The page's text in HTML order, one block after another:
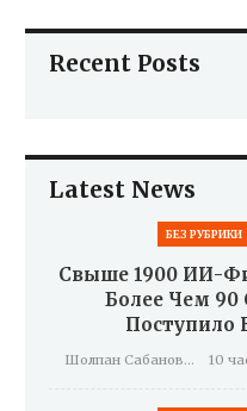
Recent Posts
Latest News
БЕЗ РУБРИКИ
Свыше 1900 ИИ-
Более Чем 90
Поступило
Шолпан Сабанова 10